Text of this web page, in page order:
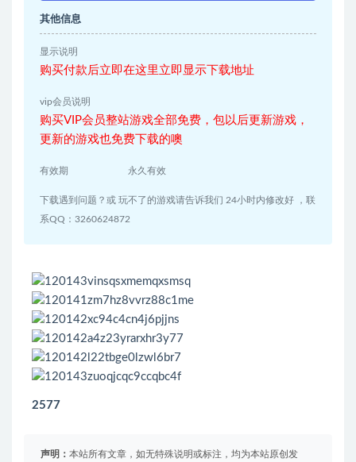
其他信息
显示说明
购买付款后立即在这里立即显示下载地址
vip会员说明
购买VIP会员整站游戏全部免费，包以后更新游戏，
更新的游戏也免费下载的噢
有效期 永久有效
下载遇到问题？或 玩不了的游戏请告诉我们 24小时内修改好 ，联
系QQ：3260624872
2577
声明： 本站所有文章，如无特殊说明或标注，均为本站原创发